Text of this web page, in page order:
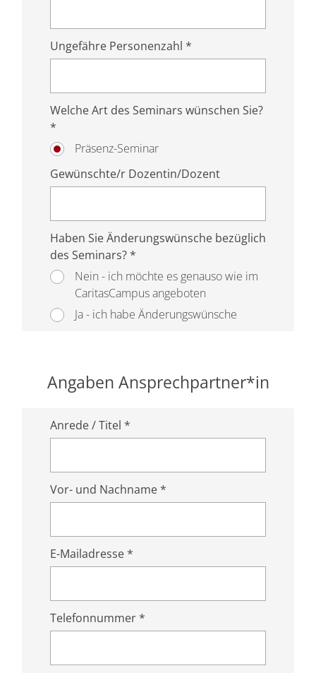
Ungefähre Personenzahl *
Welche Art des Seminars wünschen Sie?
*
Präsenz-Seminar
Gewünschte/r Dozentin/Dozent
Haben Sie Änderungswünsche bezüglich
des Seminars? *
Nein - ich möchte es genauso wie im
CaritasCampus angeboten
Ja - ich habe Änderungswünsche
Angaben Ansprechpartner*in
Anrede / Titel *
Vor- und Nachname *
E-Mailadresse *
Telefonnummer *